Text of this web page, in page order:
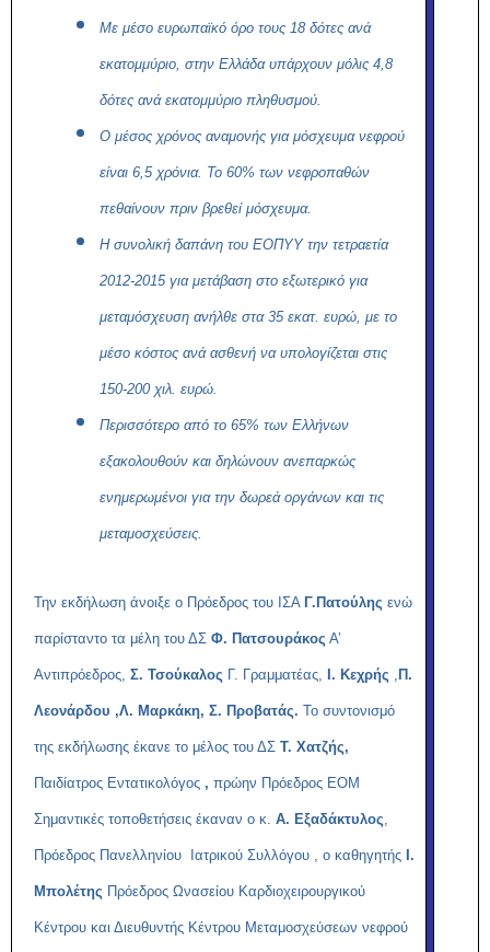
Με μέσο ευρωπαϊκό όρο τους 18 δότες ανά
εκατομμύριο, στην Ελλάδα υπάρχουν μόλις 4,8
δότες ανά εκατομμύριο πληθυσμού.
Ο μέσος χρόνος αναμονής για μόσχευμα νεφρού
είναι 6,5 χρόνια. Το 60% των νεφροπαθών
πεθαίνουν πριν βρεθεί μόσχευμα.
Η συνολική δαπάνη του ΕΟΠΥΥ την τετραετία
2012-2015 για μετάβαση στο εξωτερικό για
μεταμόσχευση ανήλθε στα 35 εκατ. ευρώ, με το
μέσο κόστος ανά ασθενή να υπολογίζεται στις
150-200 χιλ. ευρώ.
Περισσότερο από το 65% των Ελλήνων
εξακολουθούν και δηλώνουν ανεπαρκώς
ενημερωμένοι για την δωρεά οργάνων και τις
μεταμοσχεύσεις.
Την εκδήλωση άνοιξε ο Πρόεδρος του ΙΣΑ Γ.Πατούλης ενώ
παρίσταντο τα μέλη του ΔΣ Φ. Πατσουράκος Α’
Αντιπρόεδρος, Σ. Τσούκαλος Γ. Γραμματέας, Ι. Κεχρής , Π.
Λεονάρδου ,Λ. Μαρκάκη, Σ. Προβατάς. Το συντονισμό
της εκδήλωσης έκανε το μέλος του ΔΣ Τ. Χατζής,
Παιδίατρος Εντατικολόγος , πρώην Πρόεδρος ΕΟΜ
Σημαντικές τοποθετήσεις έκαναν ο κ. Α. Εξαδάκτυλος,
Πρόεδρος Πανελληνίου Ιατρικού Συλλόγου , ο καθηγητής Ι.
Μπολέτης Πρόεδρος Ωνασείου Καρδιοχειρουργικού
Κέντρου και Διευθυντής Κέντρου Μεταμοσχεύσεων νεφρού